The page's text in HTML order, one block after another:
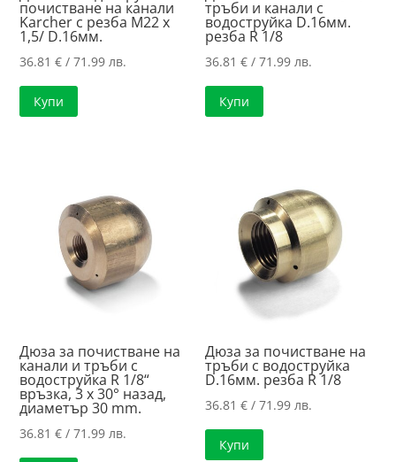
почистване на канали
Karcher с резба M22 x
1,5/ D.16мм.
36.81€ / 71.99 лв.
Купи
тръби и канали с
водоструйка D.16мм.
резба R 1/8
36.81€ / 71.99 лв.
Купи
Дюза за почистване на
канали и тръби с
водоструйка R 1/8“
връзка, 3 x 30° назад,
диаметър 30 ​​mm.
36.81€ / 71.99 лв.
Дюза за почистване на
тръби с водоструйка
D.16мм. резба R 1/8
36.81€ / 71.99 лв.
Купи